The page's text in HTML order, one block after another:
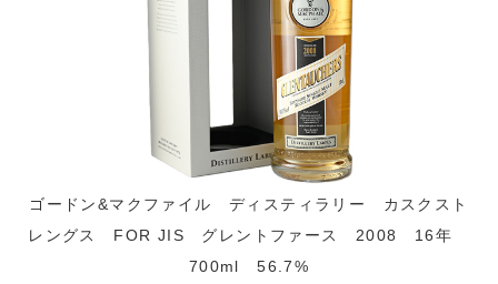
ゴードン&マクファイル ディスティラリー カスクスト
レングス FOR JIS グレントファース 2008 16年
700ml 56.7%